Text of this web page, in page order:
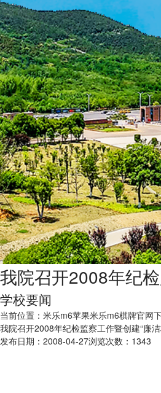
我院召开2008年纪
学校要闻
当前位置： 米乐m6苹果米乐m6棋牌官网
我院召开2008年纪检监察工作暨创建“廉
发布日期：2008-04-27浏览次数： 1343